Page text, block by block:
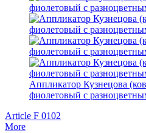
Аппликатор Кузнецова
фиолетовый с
Article F 0102
More